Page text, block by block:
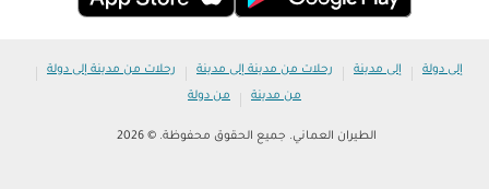
إلى دولة | إلى مدينة | رحلات من مدينة إلى مدينة | رحلات من مدينة إلى دولة |
من مدينة | من دولة
الطيران العماني. جميع الحقوق محفوظة. © 2026